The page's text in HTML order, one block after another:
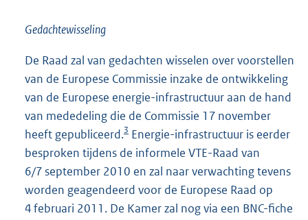
Gedachtewisseling
De Raad zal van gedachten wisselen over voorstellen
van de Europese Commissie inzake de ontwikkeling
van de Europese energie-infrastructuur aan de hand
van mededeling die de Commissie 17 november
heeft gepubliceerd.3 Energie-infrastructuur is eerder
besproken tijdens de informele VTE-Raad van
6/7 september 2010 en zal naar verwachting tevens
worden geagendeerd voor de Europese Raad op
4 februari 2011. De Kamer zal nog via een BNC-fiche